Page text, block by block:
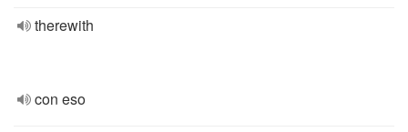
therewith
con eso